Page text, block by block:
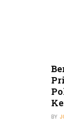
BY